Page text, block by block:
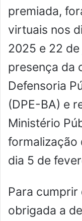
premiada,
virtuais nos
2025 e 22
presença da
Defensoria
(DPE-BA) e
Ministério
formalização
dia 5 de
Para
obrigada a